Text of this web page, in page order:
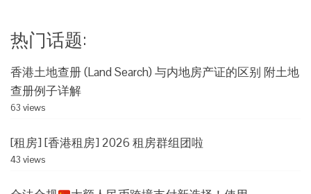
热门话题:
香港土地查册 (Land Search) 与内地房产证的区别 附土地
查册例子详解
63 views
[租房] [香港租房] 2026 租房群组团啦
43 views